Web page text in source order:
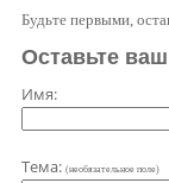
Будьте первыми,
Оставьте
Имя:
Тема: (необязательное поле)